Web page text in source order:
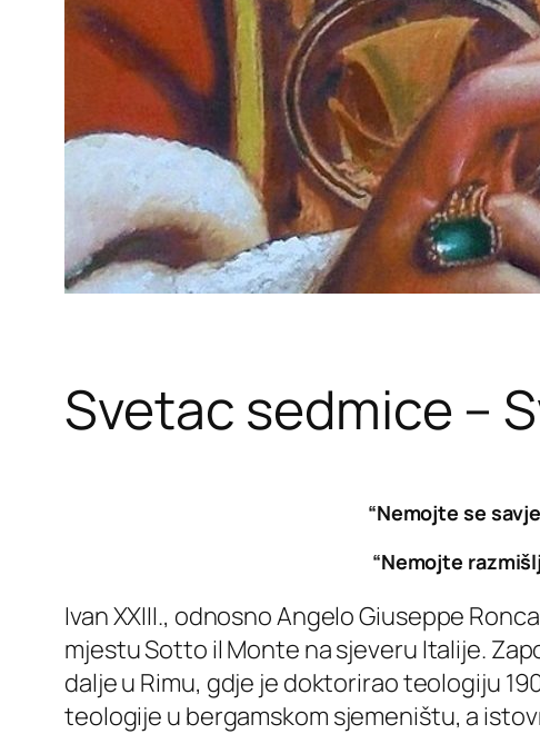
Svetac sedmice –
“Nemojte se
“Nemojte
Ivan XXIII., odnosno Angelo Giuseppe
mjestu Sotto il Monte na sjeveru Italije.
dalje u Rimu, gdje je doktorirao teologiju
teologije u bergamskom sjemeništu, a